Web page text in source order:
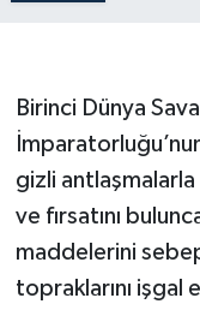
Birinci Dünya
gizli
ve fırsatını
maddelerini
topraklarını işgal